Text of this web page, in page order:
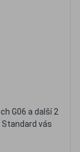
G06 a další 2
vás